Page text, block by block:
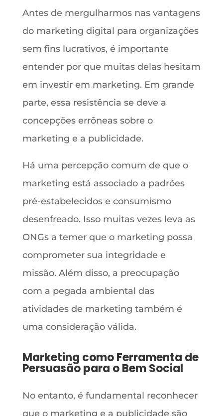
Antes de mergulharmos nas vantagens
do marketing digital para organizações
sem fins lucrativos, é importante
entender por que muitas delas hesitam
em investir em marketing. Em grande
parte, essa resistência se deve a
concepções errôneas sobre o
marketing e a publicidade.
Há uma percepção comum de que o
marketing está associado a padrões
pré-estabelecidos e consumismo
desenfreado. Isso muitas vezes leva as
ONGs a temer que o marketing possa
comprometer sua integridade e
missão. Além disso, a preocupação
com a pegada ambiental das
atividades de marketing também é
uma consideração válida.
Marketing como Ferramenta de
Persuasão para o Bem Social
No entanto, é fundamental reconhecer
que o marketing e a publicidade são